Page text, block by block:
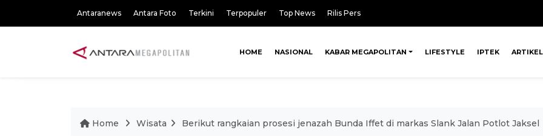
Antaranews Antara Foto Terkini Terpopuler Top News Rilis Pers
HOME NASIONAL KABAR MEGAPOLITAN LIFESTYLE IPTEK ARTIKEL
Home Wisata Berikut rangkaian prosesi jenazah Bunda Iffet di markas Slank Jalan Potlot Jaksel